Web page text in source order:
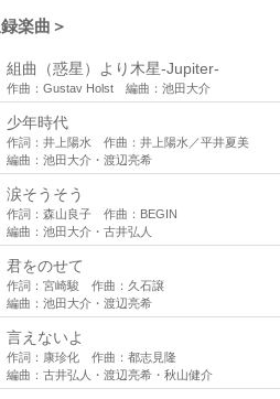
楽曲＞
組曲（惑星）より木星-Jupiter-
作曲：Gustav Holst 編曲：池田大介
少年時代
作詞：井上陽水 作曲：井上陽水／平井夏美
編曲：池田大介・渡辺亮希
涙そうそう
作詞：森山良子 作曲：BEGIN
編曲：池田大介・古井弘人
君をのせて
作詞：宮崎駿 作曲：久石譲
編曲：池田大介・渡辺亮希
言えないよ
作詞：康珍化 作曲：都志見隆
編曲：古井弘人・渡辺亮希・秋山健介